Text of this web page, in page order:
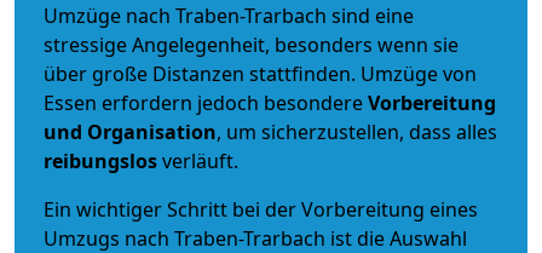
Umzüge nach Traben-Trarbach sind eine
stressige Angelegenheit, besonders wenn sie
über große Distanzen stattfinden. Umzüge von
Essen erfordern jedoch besondereVorbereitung
und Organisation, um sicherzustellen, dass alles
reibungslosverläuft.
Ein wichtiger Schritt bei der Vorbereitung eines
Umzugs nach Traben-Trarbach ist die Auswahl